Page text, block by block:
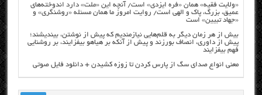
«ولایت فقیه» همان «فره ایزدی» است/ آنچه این «ملت» دارد اندوخته‌های
عمیق، بزرگ، پاک و الهی است/ روایت امروز ما همان مسئله «روشنگری» و
«جهاد تبیین» است
بیش از هر زمان دیگر به قلم‌هایی نیازمندیم که پیش از نوشتن، بیندیشند؛
پیش از داوری، انصاف بورزند و پیش از آنکه بر هیاهو بیفزایند، بر روشنایی
فهم بیفزایند
معنی انواع صدای سگ از پارس کردن تا زوزه کشیدن + دانلود فایل صوتی